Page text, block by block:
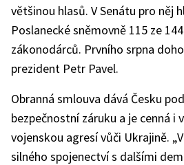
většinou hlasů. V Senátu pro něj
Poslanecké sněmovně 115 ze
zákonodárců. Prvního srpna
prezident Petr Pavel.
Obranná smlouva dává Česku
bezpečnostní záruku a je cenná i
vojenskou agresí vůči Ukrajině.
silného spojenectví s dalšími